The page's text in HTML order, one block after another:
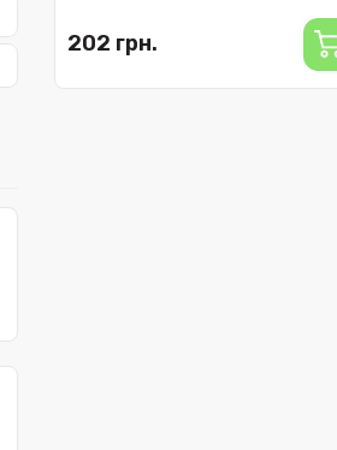
202 грн.